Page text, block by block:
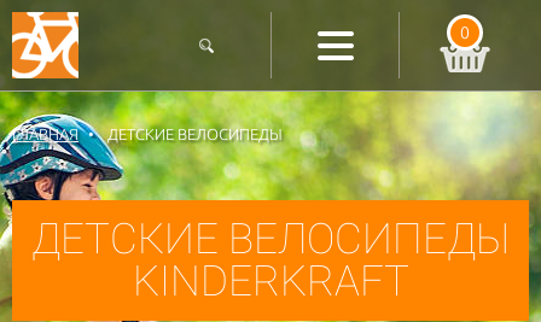
0
ГЛАВНАЯ ДЕТСКИЕ ВЕЛОСИПЕДЫ
ДЕТСКИЕ ВЕЛОСИПЕДЫ
KINDERKRAFT